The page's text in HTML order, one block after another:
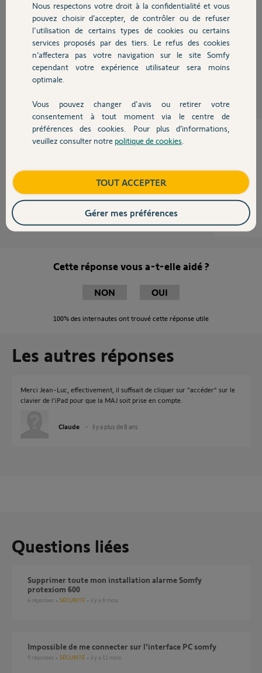
Chauffage
Autres produits
Devis avec un pro
Contact
juste le bouton ouvrir la mémoire et fermer la mémoire.
Comment dois-je faire pour que mes modifications de noms soient
prises en compte ?
entrez le nouveau nom et appuyez sur la touche "Entrée"
Anonyme il y a plus de 8 ans
Cette réponse vous a-t-elle aidé ?
NON OUI
100% des internautes ont trouvé cette réponse utile
Les autres réponses
Merci Jean-Luc, effectivement, il suffisait de cliquer sur "accéder" sur le
clavier de l'iPad pour que la MAJ soit prise en compte.
Claude il y a plus de 8 ans
Questions liées
Supprimer toute mon installation alarme Somfy
protexiom 600
4 réponses SÉCURITÉ il y a 6 mois
Impossible de me connecter sur l'interface PC somfy
9 réponses SÉCURITÉ il y a 11 mois
Nous respectons votre droit à la confidentialité et vous
pouvez choisir d’accepter, de contrôler ou de refuser
l'utilisation de certains types de cookies ou certains
services proposés par des tiers. Le refus des cookies
n’affectera pas votre navigation sur le site Somfy
cependant votre expérience utilisateur sera moins
optimale.
Vous pouvez changer d'avis ou retirer votre
consentement à tout moment via le centre de
préférences des cookies. Pour plus d’informations,
veuillez consulter notre politique de cookies
TOUT ACCEPTER
Gérer mes préférences